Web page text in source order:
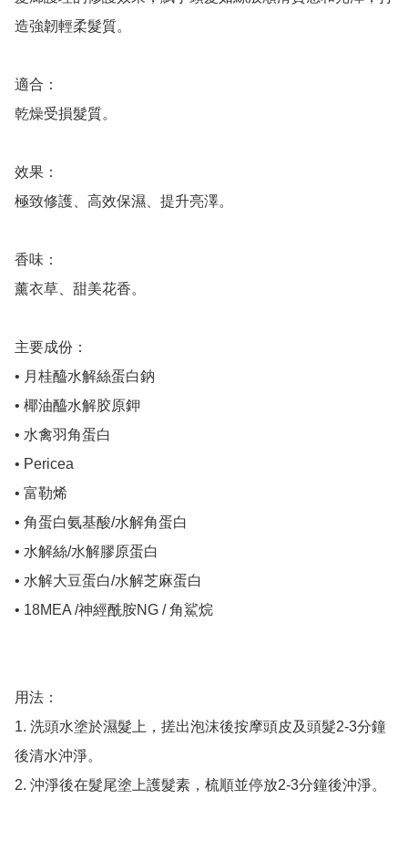
造強韌輕柔髮質。
適合：
乾燥受損髮質。
效果：
極致修護、高效保濕、提升亮澤。
香味：
薰衣草、甜美花香。
主要成份：
• 月桂醯水解絲蛋白鈉
• 椰油醯水解胶原鉀
• 水禽羽角蛋白
• Pericea
• 富勒烯
• 角蛋白氨基酸/水解角蛋白
• 水解絲/水解膠原蛋白
• 水解大豆蛋白/水解芝麻蛋白
• 18MEA /神經酰胺NG / 角鯊烷
用法：
1. 洗頭水塗於濕髮上，搓出泡沫後按摩頭皮及頭髮2-3分鐘
後清水沖淨。
2. 沖淨後在髮尾塗上護髮素，梳順並停放2-3分鐘後沖淨。